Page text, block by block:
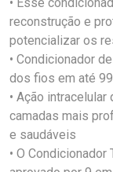
reconstrução e
potencializar os
• Condicionador
dos fios em até
• Ação
camadas mais
e saudáveis
• O